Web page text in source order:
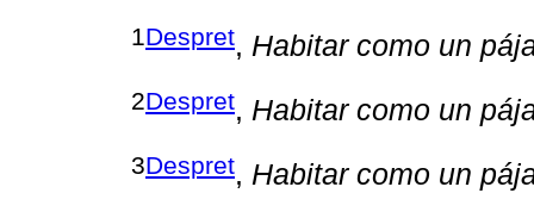
1 Despret, Habitar como un
2Despret, Habitar como un
3Despret, Habitar como un